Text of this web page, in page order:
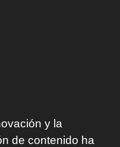
y la
de contenido ha